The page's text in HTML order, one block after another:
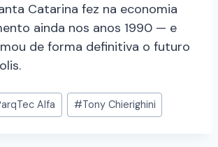
Catarina fez na economia
ainda nos anos 1990 — e
de forma definitiva o futuro
Alfa #Tony Chierighini